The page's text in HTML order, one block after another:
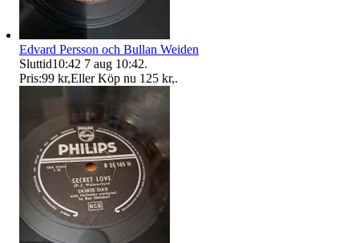
Edvard Persson och Bullan Weiden
Sluttid10:42 7 aug 10:42.
Pris:99 kr,Eller Köp nu 125 kr,.